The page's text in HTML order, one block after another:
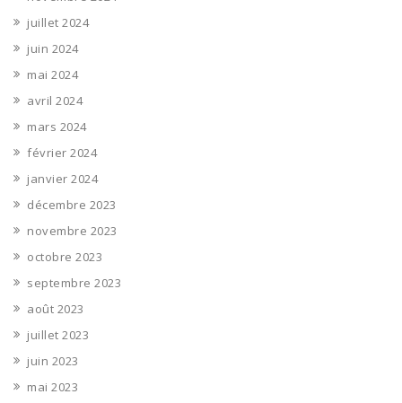
juillet 2024
juin 2024
mai 2024
avril 2024
mars 2024
février 2024
janvier 2024
décembre 2023
novembre 2023
octobre 2023
septembre 2023
août 2023
juillet 2023
juin 2023
mai 2023